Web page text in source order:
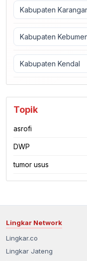
Kabupaten
Kabupaten
Kabupaten Kendal
Topik
asrofi
DWP
tumor usus
Lingkar Network
Lingkar.co
Lingkar Jateng